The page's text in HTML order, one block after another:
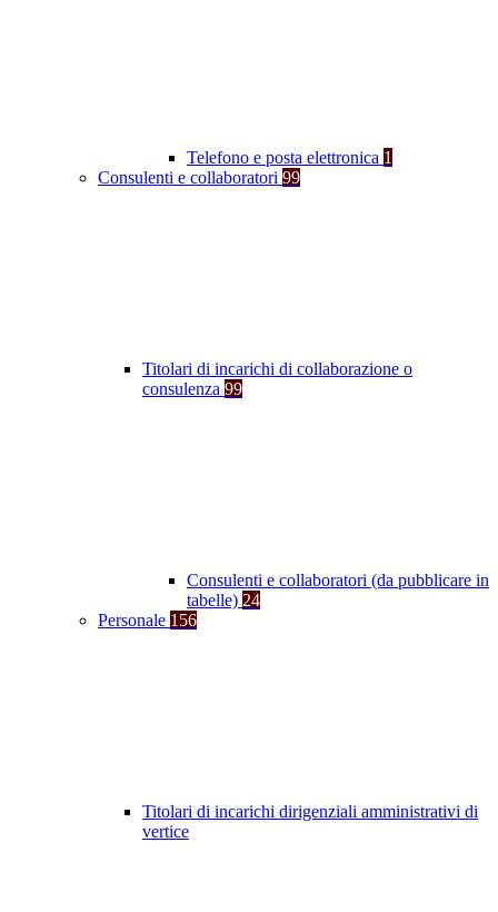
Telefono e posta elettronica 1
Consulenti e collaboratori 99
Titolari di incarichi di collaborazione o
consulenza 99
Consulenti e collaboratori (da pubblicare in
tabelle) 24
Personale 156
Titolari di incarichi dirigenziali amministrativi di
vertice